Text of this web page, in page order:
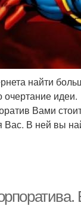
найти
очертание идеи.
Вами
В ней вы